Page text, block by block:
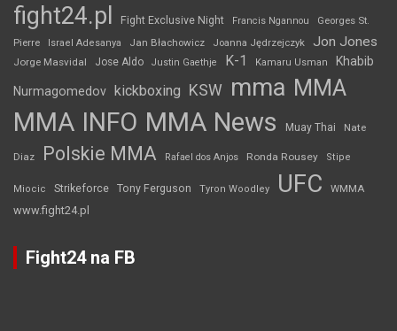
fight24.pl Fight Exclusive Night Francis Ngannou
Georges St.
Pierre
Israel Adesanya Jan Błachowicz Joanna Jędrzejczyk Jon Jones
Jorge Masvidal Jose Aldo Justin Gaethje K-1 Kamaru Usman Khabib
Nurmagomedov kickboxing KSW mma MMA
MMA INFO MMA News Muay Thai Nate
Diaz Polskie MMA Rafael dos Anjos Ronda Rousey Stipe
Miocic Strikeforce Tony Ferguson Tyron Woodley UFC WMMA
www.fight24.pl
Fight24 na FB